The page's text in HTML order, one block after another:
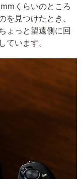
くらいのところ
を見つけたとき、
ょっと望遠側に回
ています。